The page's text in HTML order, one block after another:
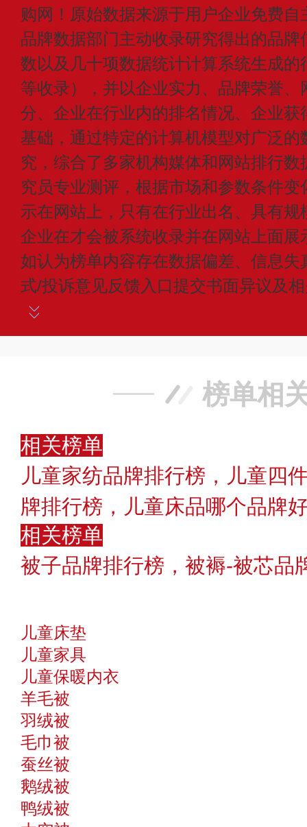
购网！原始数据来源于用户企业免费
品牌数据部门主动收录研究得出的品
数以及几十项数据统计计算系统生成
等收录），并以企业实力、品牌荣誉
分、企业在行业内的排名情况、企业
基础，通过特定的计算机模型对广泛
究，综合了多家机构媒体和网站排行
究员专业测评，根据市场和参数条件
示在网站上，只有在行业出名、具有
企业在才会被系统收录并在网站上面
如认为榜单内容存在数据偏差、信息
式/投诉意见反馈入口提交书面异议及
榜单相
相关榜单
儿童家纺品牌排行榜，儿童四
牌排行榜，儿童床品哪个品牌
相关榜单
被子品牌排行榜，被褥-被芯品
儿童床垫
儿童家具
儿童保暖内衣
羊毛被
羽绒被
毛巾被
蚕丝被
鹅绒被
鸭绒被